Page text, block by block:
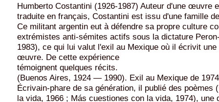
Humberto Costantini (1926-1987) Auteur d'une œuvre
traduite en français, Costantini est issu d'une famille
Ce militant argentin eut à défendre sa propre culture
extrémistes anti-sémites actifs sous la dictature
1983), ce qui lui valut l'exil au Mexique où il écrivit
œuvre. De cette expérience
témoignent quelques récits.
(Buenos Aires, 1924 — 1990). Exil au Mexique de
Écrivain-phare de sa génération, il publié des poèmes
la vida, 1966 ; Más cuestiones con la vida, 1974), une